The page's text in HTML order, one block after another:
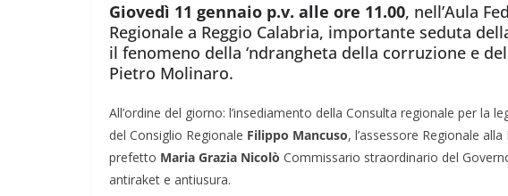
Giovedì 11 gennaio p.v. alle ore 11.00, nell’Aula
Regionale a Reggio Calabria, importante seduta
il fenomeno della ‘ndrangheta della corruzione e
Pietro Molinaro.
All’ordine del giorno: l’insediamento della Consulta regionale per la
del Consiglio Regionale Filippo Mancuso, l’assessore Regionale alla
prefetto Maria Grazia Nicolò Commissario straordinario del
antiraket e antiusura.